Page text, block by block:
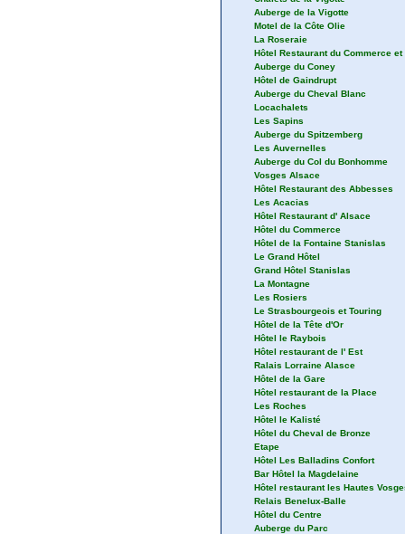
Auberge de la Vigotte
Motel de la Côte Olie
La Roseraie
Hôtel Restaurant du Commerce
Auberge du Coney
Hôtel de Gaindrupt
Auberge du Cheval Blanc
Locachalets
Les Sapins
Auberge du Spitzemberg
Les Auvernelles
Auberge du Col du Bonhomme
Vosges Alsace
Hôtel Restaurant des Abbesses
Les Acacias
Hôtel Restaurant d' Alsace
Hôtel du Commerce
Hôtel de la Fontaine Stanislas
Le Grand Hôtel
Grand Hôtel Stanislas
La Montagne
Les Rosiers
Le Strasbourgeois et Touring
Hôtel de la Tête d'Or
Hôtel le Raybois
Hôtel restaurant de l' Est
Ralais Lorraine Alasce
Hôtel de la Gare
Hôtel restaurant de la Place
Les Roches
Hôtel le Kalisté
Hôtel du Cheval de Bronze
Etape
Hôtel Les Balladins Confort
Bar Hôtel la Magdelaine
Hôtel restaurant les Hautes
Relais Benelux-Balle
Hôtel du Centre
Auberge du Parc